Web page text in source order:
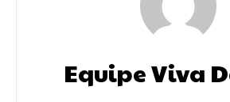
Equipe Viva